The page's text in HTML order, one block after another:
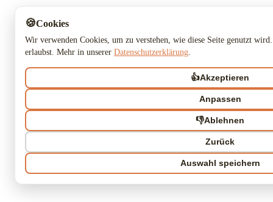
🍪Cookies
Wir verwenden Cookies, um zu verstehen, wie diese Seite genutzt
erlaubst. Mehr in unserer Datenschutzerklärung.
👍Akzeptieren
Anpassen
👎Ablehnen
Zurück
Auswahl speichern